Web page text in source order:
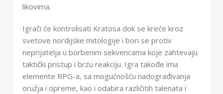
likovima.
Igrači će kontrolisati Kratosa dok se kreće kroz
svetove nordijske mitologije i bori se protiv
neprijatelja u borbenim sekvencama koje zahtevaju
taktički pristup i brzu reakciju. Igra takođe ima
elemente RPG-a, sa mogućnošću nadograđivanja
oružja i opreme, kao i odabira različitih talenata i